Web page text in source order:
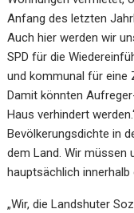
Anfang des letzten
Auch hier werden wir
SPD für die
und kommunal für eine
Damit könnten
Haus verhindert
Bevölkerungsdichte in
dem Land. Wir müssen
hauptsächlich
„Wir, die Landshuter